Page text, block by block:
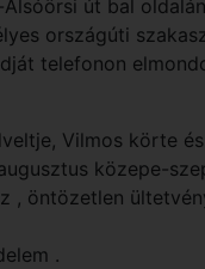
út bal
országúti
telefonon
Vilmos körte
közepe-
, öntözetlen
.